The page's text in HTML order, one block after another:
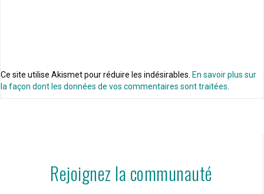
Ce site utilise Akismet pour réduire les indésirables. En savoir plus sur
la façon dont les données de vos commentaires sont traitées.
Rejoignez la communauté